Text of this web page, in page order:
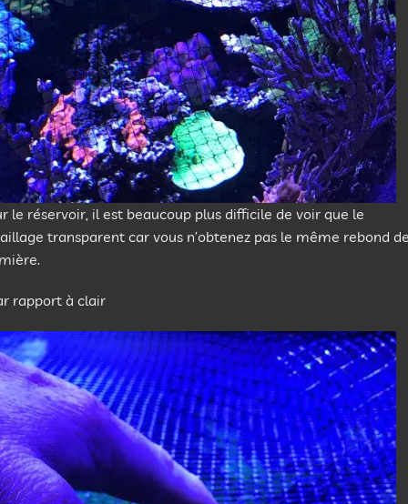
le réservoir, il est beaucoup plus difficile de voir que le
transparent car vous n’obtenez pas le même rebond
rapport à clair